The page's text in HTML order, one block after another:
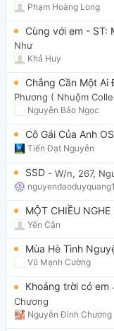
Tắt quảng cáo
Phạm Hoàng Long
Cùng với em - ST:
Như
Khả Huy
Chẳng Cần Một Ai
Phương ( Nhuộm
Nguyễn Bảo Ngọc
Cô Gái Của Anh
Tiến Đạt Nguyễn
SSD - W/n, 267,
MỘT CHIỀU NGHE
Yến Cận
Mùa Hè Tình
Vũ Mạnh Cường
Khoảng trời có em
Chương
Nguyễn Đình Chương